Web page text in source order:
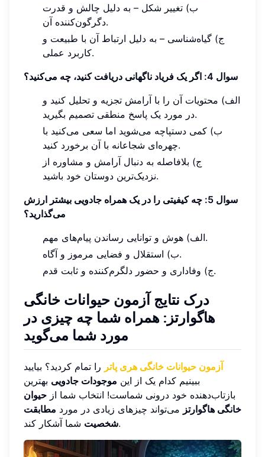
ب) تغییر شکل – به دلیل چالش و قدرت
دگرگون‌کننده آن.
ج) گیاه‌شناسی – به دلیل ارتباط آن با طبیعت و
کاربرد عملی.
سوال 4: اگر یک فریاد ناگهانی دریافت کنید، چه می‌کنید؟
الف) محتویات آن را با آرامش تجزیه و تحلیل کنید و
در مورد یک پاسخ منطقی تصمیم بگیرید.
ب) کمی دستپاچه می‌شوید اما سعی می‌کنید با
چهره‌ای شجاعانه با آن برخورد کنید.
ج) بلافاصله به دنبال آرامش و مشاوره از
نزدیک‌ترین دوستان خود باشید.
سوال 5: چه کیفیتی را در یک همراه جادویی بیشتر ارزش
می‌گذارید؟
الف) هوش و توانایی رساندن پیام‌های مهم.
ب) استقلال و فضایی مرموز و آگاه.
ج) وفاداری و حضور دلگرم‌کننده و ثابت قدم.
درک نتایج آزمون حیوانات خانگی
هاگوارتز: همراه شما چه چیزی در
مورد شما می‌گوید
آزمون حیوانات خانگی هری پاتر را تمام کردید؟ بیایید
ببینیم کدام یک از این موجودات جادویی بهترین
بازتاب‌دهنده خود درونی شماست! انتخاب شما از حیوان
خانگی هاگوارتز می‌تواند چیزهای زیادی در مورد مطابقت
شخصیتشما آشکار کند.